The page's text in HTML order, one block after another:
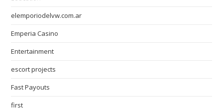
elemporiodelvw.com.ar
Emperia Casino
Entertainment
escort projects
Fast Payouts
first